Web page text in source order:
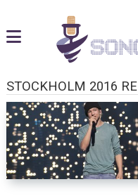
STOCKHOLM 2016